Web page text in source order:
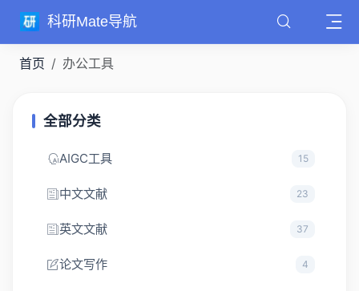
科研Mate导航
首页 办公工具
全部分类
AIGC工具 15
中文文献 23
英文文献 37
论文写作 4